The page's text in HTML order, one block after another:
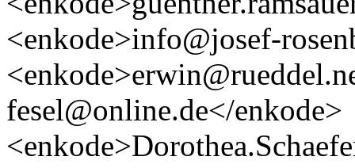
<enkode>info@josef-
fesel@online.de</enkode>